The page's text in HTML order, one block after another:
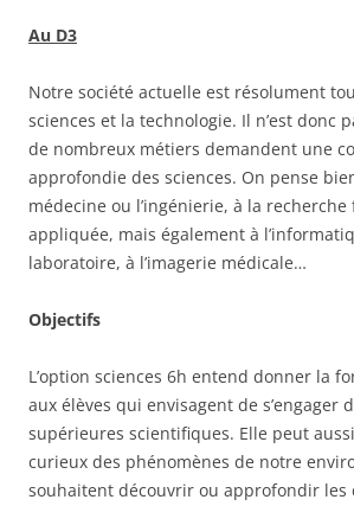
Au D3
Notre société actuelle est résolument
sciences et la technologie. Il n’est donc
de nombreux métiers demandent une
approfondie des sciences. On pense
médecine ou l’ingénierie, à la
appliquée, mais également à
laboratoire, à l’imagerie médicale…
Objectifs
L’option sciences 6h entend donner la
aux élèves qui envisagent de s’engager
supérieures scientifiques. Elle peut
curieux des phénomènes de notre
souhaitent découvrir ou approfondir les